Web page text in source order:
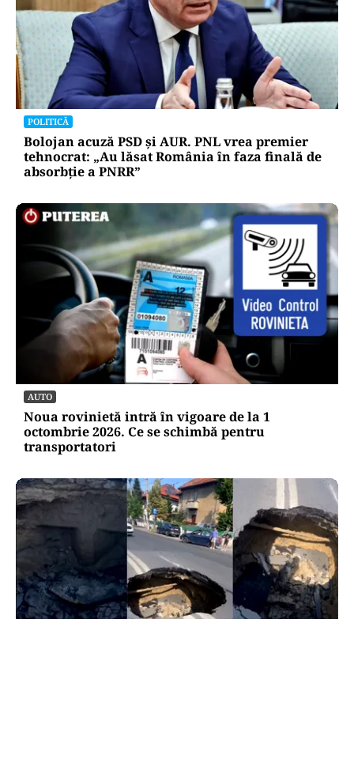
POLITICĂ
Bolojan acuză PSD și AUR. PNL vrea premier
tehnocrat: „Au lăsat România în faza finală de
absorbţie a PNRR”
AUTO
Noua rovinietă intră în vigoare de la 1
octombrie 2026. Ce se schimbă pentru
transportatori